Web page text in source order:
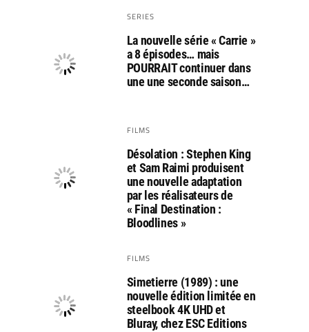
SERIES
La nouvelle série « Carrie »
a 8 épisodes… mais
POURRAIT continuer dans
une une seconde saison…
FILMS
Désolation : Stephen King
et Sam Raimi produisent
une nouvelle adaptation
par les réalisateurs de
« Final Destination :
Bloodlines »
FILMS
Simetierre (1989) : une
nouvelle édition limitée en
steelbook 4K UHD et
Bluray, chez ESC Editions